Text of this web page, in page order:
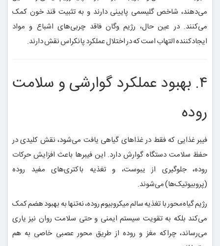
می‌دهند، شاخص گلیسمی پایینی دارند و به تثبیت قند خون کمک
می‌کنند. در عین حال، رژیم وگان فاقد چربی‌های اشباع و مواد
ایجادکننده التهاب است که در اختلال عملکرد پانکراس نقش دارند.
۴. بهبود عملکرد گوارشی و سلامت
روده
فیبر غذایی که فقط در غذاهای گیاهی یافت می‌شود، نقش کلیدی در
حفظ سلامت دستگاه گوارش دارد. این فیبرها باعث افزایش حرکات
روده، جلوگیری از یبوست، و تغذیه باکتری‌های مفید روده
(پروبیوتیک‌ها) می‌شوند.
رژیم گیاه‌محور با تغذیه سالم میکروبیوم روده، نه‌تنها به بهبود هضم کمک
می‌کند بلکه به تقویت سیستم ایمنی و حتی سلامت روان نیز یاری
می‌رساند، چراکه مغز و روده از طریق محور عصبی خاصی به هم